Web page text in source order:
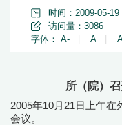
时间：2009-05-19
访问量： 3086
字体： A- A
所（院）
2005年10月21日上午
会议。